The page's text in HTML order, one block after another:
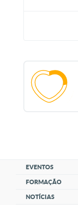
EVENTOS
FORMAÇÃO
NOTÍCIAS